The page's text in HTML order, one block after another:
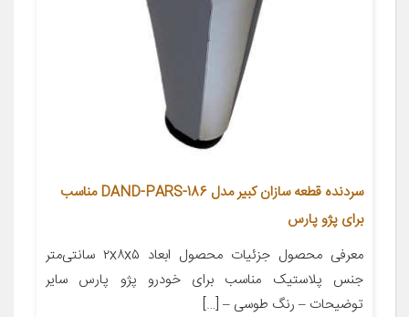
سردنده قطعه سازان کبیر مدل DAND-PARS-186 مناسب
برای پژو پارس
معرفی محصول جزئیات محصول ابعاد ۲x۸x۵ سانتی‌متر
جنس پلاستیک مناسب برای خودرو پژو پارس سایر
توضیحات – رنگ طوسی – […]